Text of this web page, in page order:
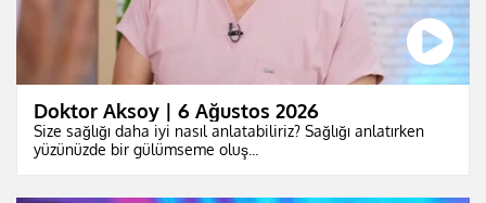
Doktor Aksoy | 6 Ağustos 2026
Size sağlığı daha iyi nasıl anlatabiliriz? Sağlığı anlatırken
yüzünüzde bir gülümseme oluş...